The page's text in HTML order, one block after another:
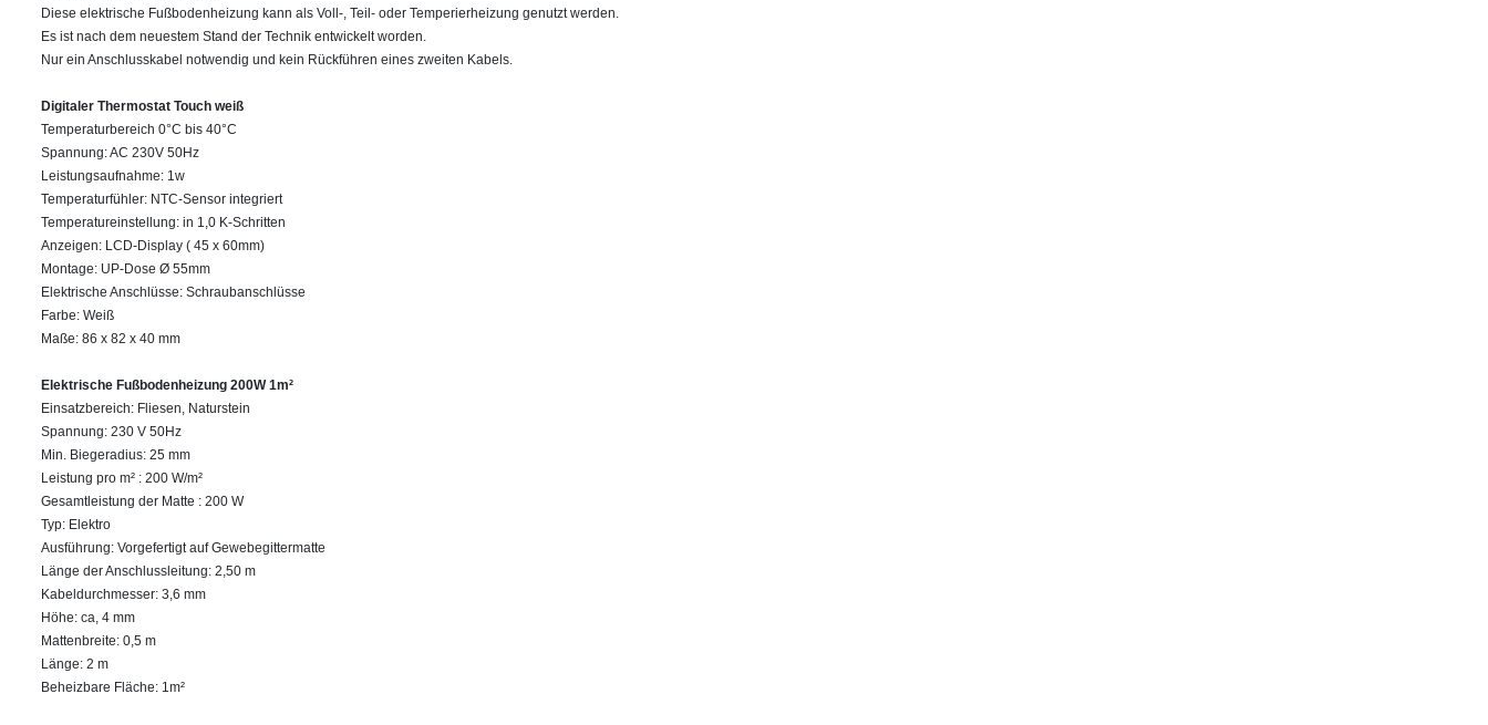
Diese elektrische Fußbodenheizung kann als Voll-, Teil- oder Temperierheizung genutzt werden.
Es ist nach dem neuestem Stand der Technik entwickelt worden.
Nur ein Anschlusskabel notwendig und kein Rückführen eines zweiten Kabels.
Digitaler Thermostat Touch weiß
Temperaturbereich 0°C bis 40°C
Spannung: AC 230V 50Hz
Leistungsaufnahme: 1w
Temperaturfühler: NTC-Sensor integriert
Temperatureinstellung: in 1,0 K-Schritten
Anzeigen: LCD-Display ( 45 x 60mm)
Montage: UP-Dose Ø 55mm
Elektrische Anschlüsse: Schraubanschlüsse
Farbe: Weiß
Maße: 86 x 82 x 40 mm
Elektrische Fußbodenheizung 200W 1m²
Einsatzbereich: Fliesen, Naturstein
Spannung: 230 V 50Hz
Min. Biegeradius: 25 mm
Leistung pro m² : 200 W/m²
Gesamtleistung der Matte : 200 W
Typ: Elektro
Ausführung: Vorgefertigt auf Gewebegittermatte
Länge der Anschlussleitung: 2,50 m
Kabeldurchmesser: 3,6 mm
Höhe: ca, 4 mm
Mattenbreite: 0,5 m
Länge: 2 m
Beheizbare Fläche: 1m²